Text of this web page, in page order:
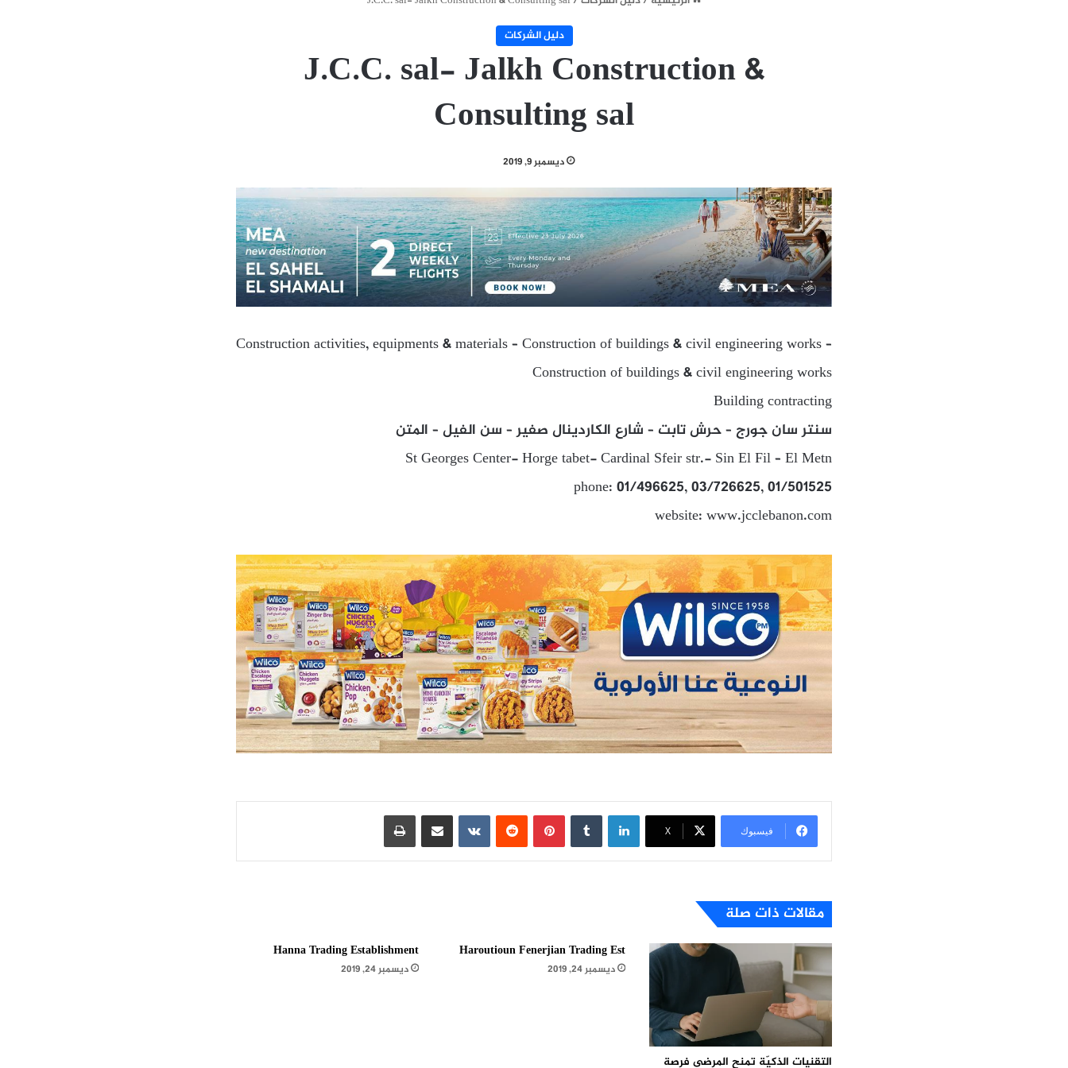
دليل الشركات
J.C.C. sal- Jalkh Construction &
Consulting sal
ديسمبر 9, 2019
Construction activities, equipments & materials – Construction of buildings & civil engineering works –
Construction of buildings & civil engineering works
Building contracting
سنتر سان جورج – حرش تابت – شارع الكاردينال صفير – سن الفيل – المتن
St Georges Center- Horge tabet- Cardinal Sfeir str.- Sin El Fil – El Metn
phone: 01/496625, 03/726625, 01/501525
website: www.jcclebanon.com
فيسبوك X
لينكدإن بينتيريست مشاركة عبر البريد طباعة
مقالات ذات صلة
التقنيات الذكيّة تمنح المرضى فرصة
Haroutioun Fenerjian Trading Est
ديسمبر 24, 2019
Hanna Trading Establishment
ديسمبر 24, 2019